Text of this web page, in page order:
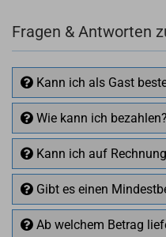
Fragen & Antworten
Kann ich als Gast
Wie kann ich bezahlen?
Kann ich auf
Gibt es einen
Ab welchem Betrag